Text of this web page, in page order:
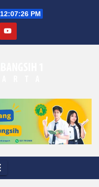
12:07:27 PM